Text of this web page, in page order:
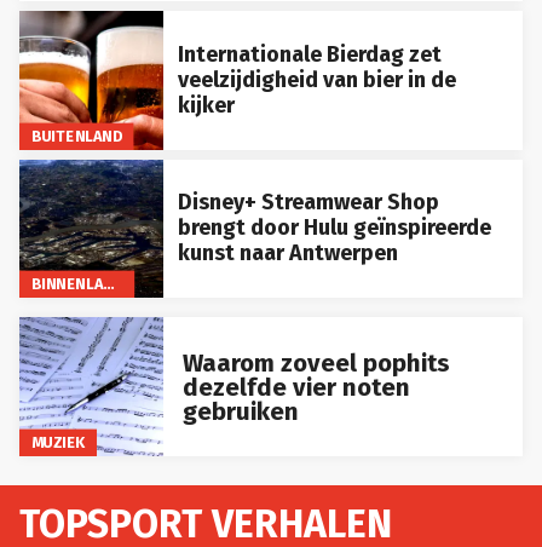
BUITENLAND
Internationale Bierdag zet
veelzijdigheid van bier in de
kijker
BINNENLAND
Disney+ Streamwear Shop
brengt door Hulu geïnspireerde
kunst naar Antwerpen
MUZIEK
dezelfde vier noten
gebruiken
TOPSPORT VERHALEN